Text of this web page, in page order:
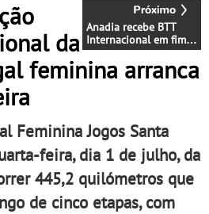
Anadia recebe BTT
Internacional em fim
de semana de decisões
da
feminina arranca
Feminina Jogos Santa
feira, dia 1 de julho, da
445,2 quilómetros que
de cinco etapas, com